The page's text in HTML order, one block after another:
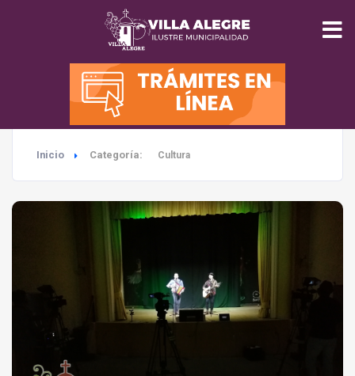
INICIO
MUNICIPALIDAD
EDUCACIÓN
SALUD
TURISMO
MEDIO AMBIENTE
Inicio Categoría: Cultura